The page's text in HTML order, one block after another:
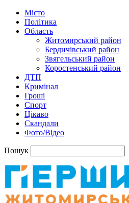
Місто
Політика
Область
Житомирський район
Бердичівський район
Звягельський район
Коростенський район
ДТП
Кримінал
Гроші
Спорт
Цікаво
Скандали
Фото/Відео
Пошук